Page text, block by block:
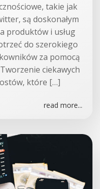
takie jak
są doskonałym
produktów i usług
do szerokiego
za pomocą
ciekawych
które […]
read more...